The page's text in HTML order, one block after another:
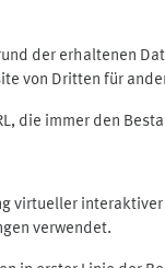
der erhaltenen
von Dritten für
die immer den
virtueller
verwendet.